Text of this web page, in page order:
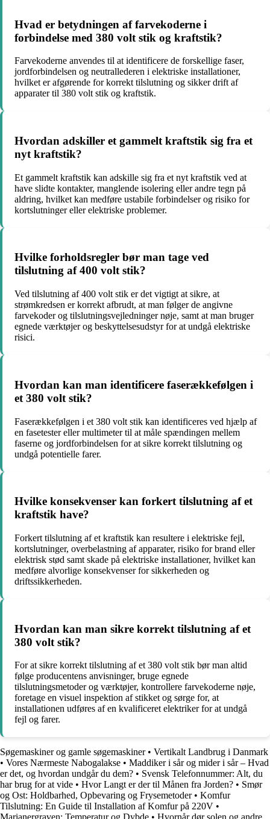
Hvad er betydningen af farvekoderne i
forbindelse med 380 volt stik og kraftstik?
Farvekoderne anvendes til at identificere de forskellige faser,
jordforbindelsen og neutrallederen i elektriske installationer,
hvilket er afgørende for korrekt tilslutning og sikker drift af
apparater til 380 volt stik og kraftstik.
Hvordan adskiller et gammelt kraftstik sig fra et
nyt kraftstik?
Et gammelt kraftstik kan adskille sig fra et nyt kraftstik ved at
have slidte kontakter, manglende isolering eller andre tegn på
aldring, hvilket kan medføre ustabile forbindelser og risiko for
kortslutninger eller elektriske problemer.
Hvilke forholdsregler bør man tage ved
tilslutning af 400 volt stik?
Ved tilslutning af 400 volt stik er det vigtigt at sikre, at
strømkredsen er korrekt afbrudt, at man følger de angivne
farvekoder og tilslutningsvejledninger nøje, samt at man bruger
egnede værktøjer og beskyttelsesudstyr for at undgå elektriske
risici.
Hvordan kan man identificere faserækkefølgen i
et 380 volt stik?
Faserækkefølgen i et 380 volt stik kan identificeres ved hjælp af
en fasetester eller multimeter til at måle spændingen mellem
faserne og jordforbindelsen for at sikre korrekt tilslutning og
undgå potentielle farer.
Hvilke konsekvenser kan forkert tilslutning af et
kraftstik have?
Forkert tilslutning af et kraftstik kan resultere i elektriske fejl,
kortslutninger, overbelastning af apparater, risiko for brand eller
elektrisk stød samt skade på elektriske installationer, hvilket kan
medføre alvorlige konsekvenser for sikkerheden og
driftssikkerheden.
Hvordan kan man sikre korrekt tilslutning af et
380 volt stik?
For at sikre korrekt tilslutning af et 380 volt stik bør man altid
følge producentens anvisninger, bruge egnede
tilslutningsmetoder og værktøjer, kontrollere farvekoderne nøje,
foretage en visuel inspektion af stikket og sørge for, at
installationen udføres af en kvalificeret elektriker for at undgå
fejl og farer.
Søgemaskiner og gamle søgemaskiner• Vertikalt Landbrug i Danmark
• Vores Nærmeste Nabogalakse • Maddiker i sår og mider i sår – Hvad
er det, og hvordan undgår du dem? • Svensk Telefonnummer: Alt, du
har brug for at vide • Hvor Langt er der til Månen fra Jorden? • Smør
og Ost: Holdbarhed, Opbevaring og Frysemetoder• Komfur
Tilslutning: En Guide til Installation af Komfur på 220V •